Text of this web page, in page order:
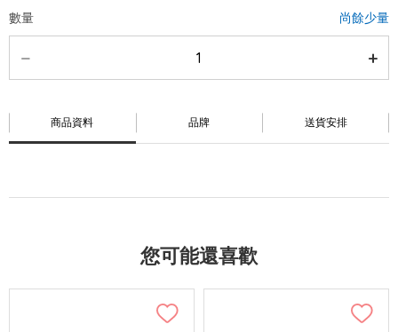
數量 尚餘少量
商品資料 品牌 送貨安排
您可能還喜歡